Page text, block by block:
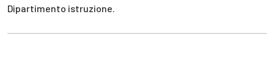
Dipartimento istruzione.